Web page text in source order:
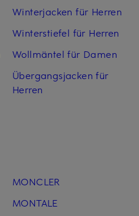
Winterjacken für Herren
Winterstiefel für Herren
Wollmäntel für Damen
Übergangsjacken für
Herren
MONCLER
MONTALE